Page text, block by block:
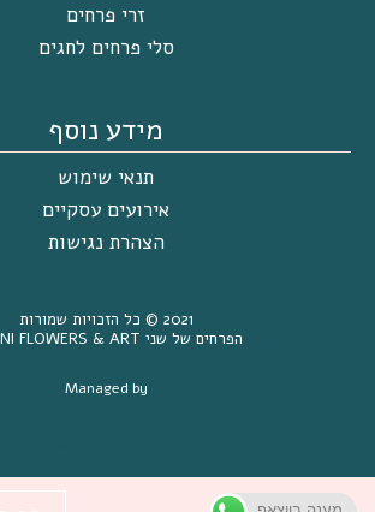
זרי פרחים
סלי פרחים לחגים
מידע נוסף
תנאי שימוש
אירועים עסקיים
הצהרת נגישות
2021 ©
כל הזכויות שמורות
הפרחים של שני SHANI FLOWERS & ART
Managed by